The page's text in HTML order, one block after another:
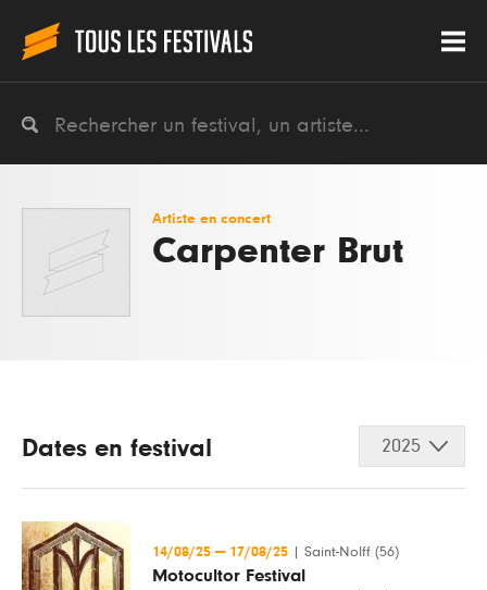
Artiste en concert
Carpenter Brut
Dates en festival 2025
14/08/25 — 17/08/25 Saint-Nolff (56)
Motocultor Festival